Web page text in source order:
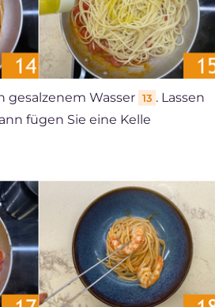
gesalzenem Wasser 13 . Lassen
fügen Sie eine Kelle